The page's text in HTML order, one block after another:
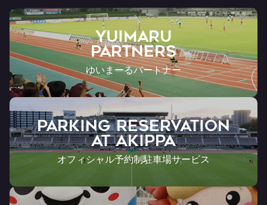
YUIMARU
Partners
ゆいまーるパートナー
PARKING RESERVATION
AT Akippa
オフィシャル予約制駐車場サービス